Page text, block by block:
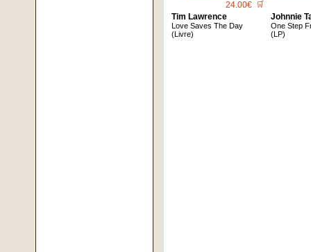
24.00€ 🛒
Tim Lawrence
Love Saves The Day
(Livre)
Johnnie
One Step
(LP)